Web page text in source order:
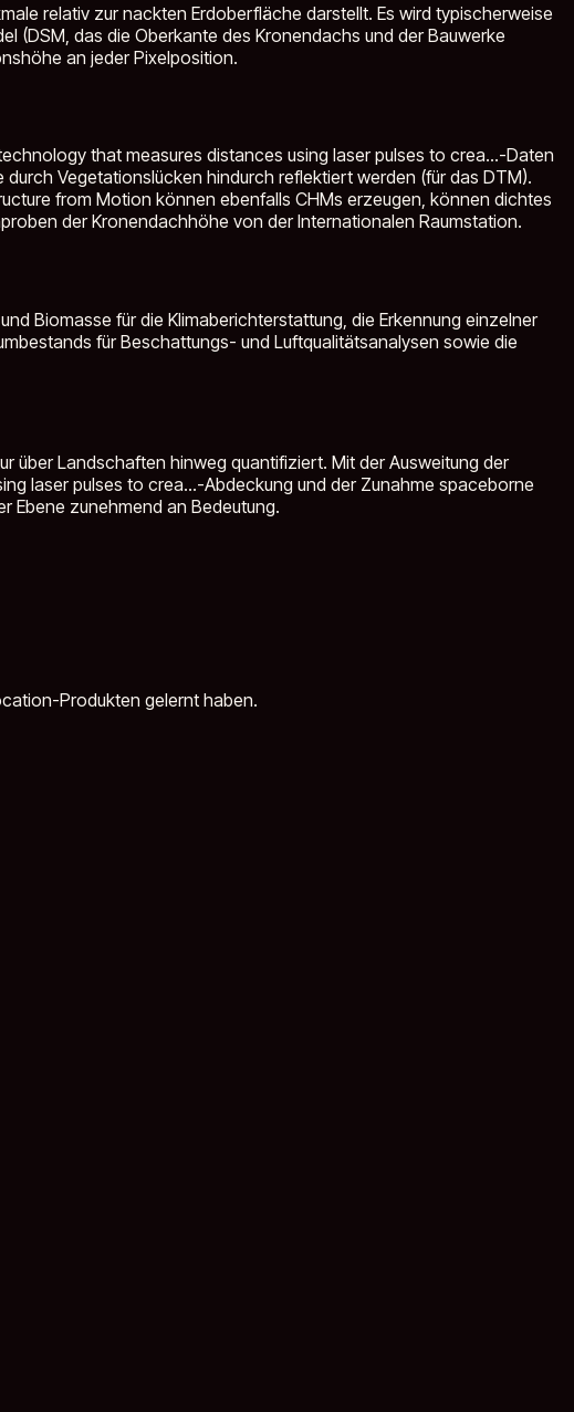
relativ zur nackten Erdoberfläche darstellt. Es wird typischerweise
(DSM, das die Oberkante des Kronendachs und der Bauwerke
an jeder Pixelposition.
that measures distances using laser pulses to crea...-Daten
Vegetationslücken hindurch reflektiert werden (für das DTM).
from Motion können ebenfalls CHMs erzeugen, können dichtes
der Kronendachhöhe von der Internationalen Raumstation.
Biomasse für die Klimaberichterstattung, die Erkennung einzelner
für Beschattungs- und Luftqualitätsanalysen sowie die
über Landschaften hinweg quantifiziert. Mit der Ausweitung der
laser pulses to crea...-Abdeckung und der Zunahme spaceborne
Ebene zunehmend an Bedeutung.
Produkten gelernt haben.